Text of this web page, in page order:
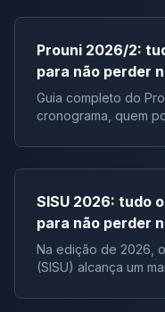
Prouni 2026/2:
para não perder
Guia completo do
cronograma, quem
SISU 2026: tudo
para não perder
Na edição de 2026,
(SISU) alcança um
instituições públicas,